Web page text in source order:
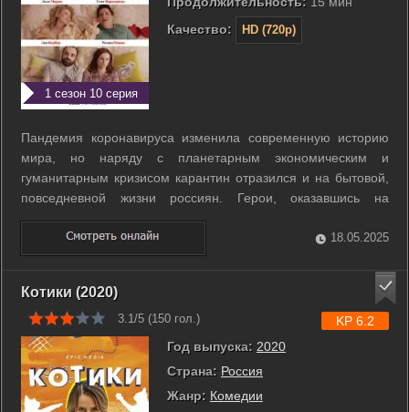
1 сезон 10 серия
Качество:
HD (720p)
Пандемия коронавируса изменила современную историю
мира, но наряду с планетарным экономическим и
гуманитарным кризисом карантин отразился и на бытовой,
повседневной жизни россиян. Герои, оказавшись на
самоизоляции, пытаются адаптироваться к новой
реальности, попадая при этом в различные, зачастую
комичные ситуации. У каждого из них своя история и ...
18.05.2025
Котики (2020)
3.1/5 (150 гол.)
Год выпуска: 2020
Страна: Россия
Жанр: Комедии
KP 6.2